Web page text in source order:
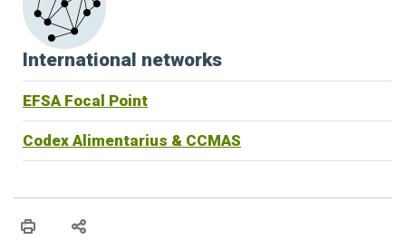
International networks
EFSA Focal Point
Codex Alimentarius & CCMAS